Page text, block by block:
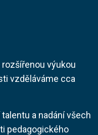
výukou
vzděláváme cca
a nadání všech
pedagogického